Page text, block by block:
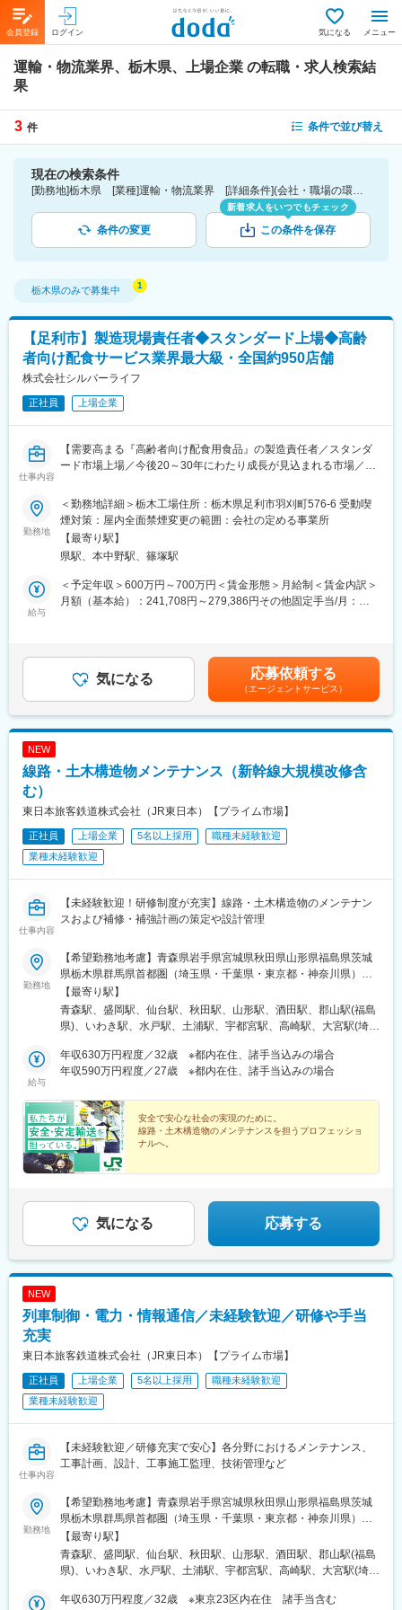
会員登録 ログイン 気になる メニュー
運輸・物流業界、栃木県、上場企業 の転職・求人検索結
果
3 件 条件で並び替え
現在の検索条件
[勤務地]栃木県 [業種]運輸・物流業界 [詳細条件](会社・職場の環境)上場企業
条件の変更
新着求人をいつでもチェック
この条件を保存
栃木県のみで募集中
【足利市】製造現場責任者◆スタンダード上場◆高齢
者向け配食サービス業界最大級・全国約950店舗
株式会社シルバーライフ
正社員 上場企業
仕事内容
【需要高まる『高齢者向け配食用食品』の製造責任者／スタンダ
ード市場上場／今後20～30年にわたり成長が見込まれる市場／高
■採用背景
社会全体の高齢化を背景に、高齢者向け配食用食品の需要は年々
拡大しています。当社では生産量増加に伴い、製造体制のさらな
る強化が急務となっています。現在は工場長が製造課長業務を兼
任していますが、役割分担を明確にし、より安定した生産体制を
構築するため、本ポジションを新たに募集します。
■業務概要
製造責任者として、製造現場全体のマネジメントをお任せしま
心に、1日あたり約5万～6万パックを製造しています。
■業務詳細
入社後の担当範囲は相談のうえ決定します。
・目標出荷数達成に向けた工程管理、人員管理
・各種トラブル対応を含む設備機器管理
・製造現場における改善活動の推進
■組織構成
工場長
製造課長：本ポジション
メンバー：3チーム体制（入出荷課・計量下処理／加熱調理・充填
包装）
社員の平均年齢は30代。パート・アルバイトを含め、20代～50代
まで幅広い年齢層が活躍しています。
■働き方
大型商業施設もある生活環境の整ったエリアです。
■魅力
・多品種少量生産の環境で、自社製品に加え他社製品も扱うた
め、製造管理の幅広い経験が積めます
善に向けて真摯に向き合ってもらえる風土があります
・高齢者人口増加という社会的ニーズを背景に、2009年のフラン
チャイズ展開以降、全国約950店舗まで成長。今後20～30年にわ
たり安定した成長が見込まれる事業です
勤務地
＜勤務地詳細＞栃木工場住所：栃木県足利市羽刈町576-6 受動喫
煙対策：屋内全面禁煙変更の範囲：会社の定める事業所
【最寄り駅】
県駅、本中野駅、篠塚駅
給与
＜予定年収＞600万円～700万円＜賃金形態＞月給制＜賃金内訳＞
月額（基本給）：241,708円～279,386円その他固定手当/月：
残業手当＞有賃金はあくまでも目安の金額であり、選考を通じて
上下する可能性があります。月給(月額)は固定手当を含めた表記で
す。
気になる 応募依頼する
（エージェントサービス）
NEW
線路・土木構造物メンテナンス（新幹線大規模改修含
む）
東日本旅客鉄道株式会社（JR東日本）【プライム市場】
正社員 上場企業 5名以上採用
職種未経験歓迎
業種未経験歓迎
仕事内容
【未経験歓迎！研修制度が充実】線路・土木構造物のメンテナン
スおよび補修・補強計画の策定や設計管理
勤務地
【希望勤務地考慮】青森県岩手県宮城県秋田県山形県福島県茨城
県栃木県群馬県首都圏（埼玉県・千葉県・東京都・神奈川県）新
潟県山梨県長野県【変更の範囲】業務上の必要がある場合、雇い
入れ直後のエリア外に転勤・出向することがあります。その場合
は会社が定める勤務地となります。※勤務地は、各エリアの中から
／あり(喫煙専用室設置)【勤務地について】記載の勤務地の住所に
ついては各エリアにおける一例となります。
【最寄り駅】
青森駅、盛岡駅、仙台駅、秋田駅、山形駅、酒田駅、郡山駅(福島
県)、いわき駅、水戸駅、土浦駅、宇都宮駅、高崎駅、大宮駅(埼玉
目黒駅、神田駅(東京都)、品川駅、新大久保駅、田端駅、八王子
駅、川崎駅、横浜駅、小田原駅、新潟駅、長岡駅、甲府駅、長野
京成西船駅、南新宿駅、不動前駅、岩本町駅、高輪ゲートウェイ
駅、西武新宿駅、京王八王子駅、八丁畷駅、平沼橋駅、西松本
駅、宮城野通駅、東宿郷駅、京成千葉駅、代々木駅、五反田駅、
淡路町駅、大久保駅(東京都)、高島町駅、渚駅(長野県)
給与
年収630万円程度／32歳 ※都内在住、諸手当込みの場合
年収590万円程度／27歳 ※都内在住、諸手当込みの場合
安全で安心な社会の実現のために。
線路・土木構造物のメンテナンスを担うプロフェッショ
ナルへ。
気になる 応募する
NEW
列車制御・電力・情報通信／未経験歓迎／研修や手当
充実
東日本旅客鉄道株式会社（JR東日本）【プライム市場】
正社員 上場企業 5名以上採用
職種未経験歓迎
業種未経験歓迎
仕事内容
【未経験歓迎／研修充実で安心】各分野におけるメンテナンス、
工事計画、設計、工事施工監理、技術管理など
勤務地
【希望勤務地考慮】青森県岩手県宮城県秋田県山形県福島県茨城
県栃木県群馬県首都圏（埼玉県・千葉県・東京都・神奈川県）新
潟県山梨県長野県【変更の範囲】業務上の必要がある場合、雇い
入れ直後のエリア外に転勤・出向することがあります。その場合
は会社が定める勤務地となります。※勤務地は、各エリアの中から
／あり(喫煙専用室設置)【勤務地について】記載の勤務地の住所に
【最寄り駅】
青森駅、盛岡駅、仙台駅、秋田駅、山形駅、酒田駅、郡山駅(福島
県)、いわき駅、水戸駅、土浦駅、宇都宮駅、高崎駅、大宮駅(埼玉
目黒駅、新日本橋駅、品川駅、新大久保駅、田端駅、東十条駅、
年収630万円程度／32歳 ※東京23区内在住 諸手当含む